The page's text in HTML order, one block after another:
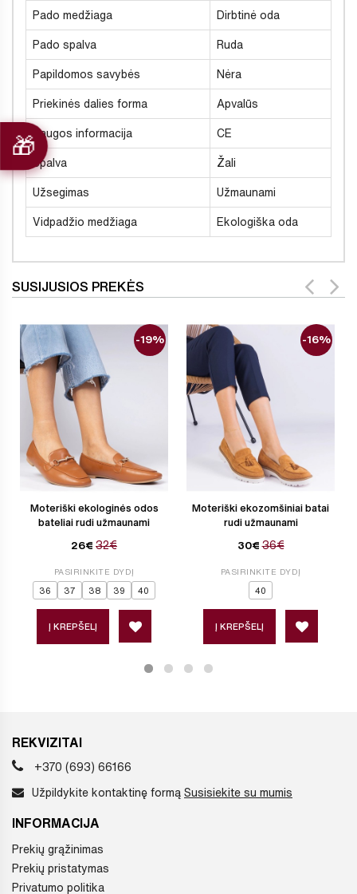
Pado medžiaga Dirbtinė oda
Pado spalva Ruda
Papildomos savybės Nėra
Priekinės dalies forma Apvalūs
Saugos informacija CE
Spalva Žali
Užsegimas Užmaunami
Vidpadžio medžiaga Ekologiška oda
SUSIJUSIOS PREKĖS
Moteriški ekologinės odos
bateliai rudi užmaunami
26€ 32€
-19%
PASIRINKITE DYDĮ
36 37 38 39 40
Į KREPŠELĮ
Moteriški ekozomšiniai batai
rudi užmaunami
30€ 36€
-16%
PASIRINKITE DYDĮ
40
Į KREPŠELĮ
REKVIZITAI
+370 (693) 66166
Užpildykite kontaktinę formą Susisiekite su mumis
INFORMACIJA
Prekių grąžinimas
Prekių pristatymas
Privatumo politika